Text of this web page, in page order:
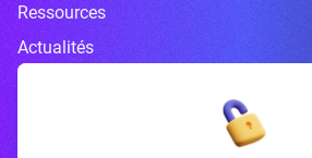
Ressources
Actualités
Inscrivez-vous à la